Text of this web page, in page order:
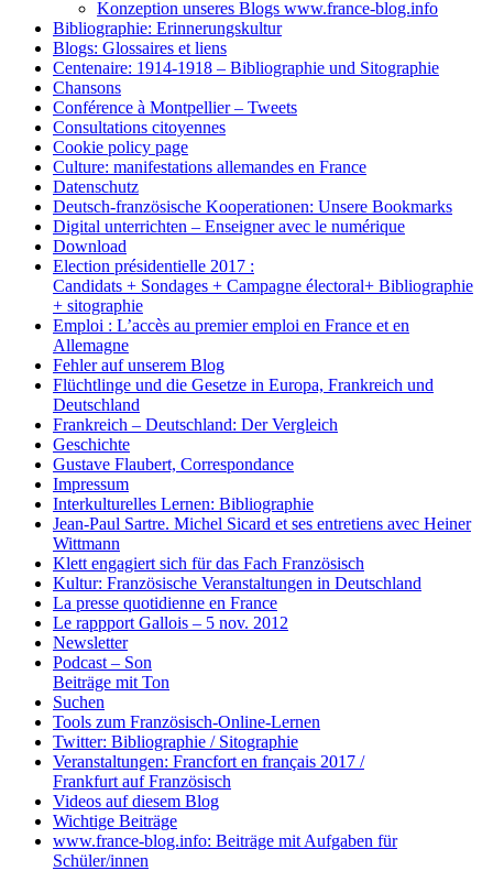
Konzeption unseres Blogs www.france-blog.info
Bibliographie: Erinnerungskultur
Blogs: Glossaires et liens
Centenaire: 1914-1918 – Bibliographie und Sitographie
Chansons
Conférence à Montpellier – Tweets
Consultations citoyennes
Cookie policy page
Culture: manifestations allemandes en France
Datenschutz
Deutsch-französische Kooperationen: Unsere Bookmarks
Digital unterrichten – Enseigner avec le numérique
Download
Election présidentielle 2017 :
Candidats + Sondages + Campagne électoral+ Bibliographie
+ sitographie
Emploi : L’accès au premier emploi en France et en
Allemagne
Fehler auf unserem Blog
Flüchtlinge und die Gesetze in Europa, Frankreich und
Deutschland
Frankreich – Deutschland: Der Vergleich
Geschichte
Gustave Flaubert, Correspondance
Impressum
Interkulturelles Lernen: Bibliographie
Jean-Paul Sartre. Michel Sicard et ses entretiens avec Heiner
Wittmann
Klett engagiert sich für das Fach Französisch
Kultur: Französische Veranstaltungen in Deutschland
La presse quotidienne en France
Le rappport Gallois – 5 nov. 2012
Newsletter
Podcast – Son
Beiträge mit Ton
Suchen
Tools zum Französisch-Online-Lernen
Twitter: Bibliographie / Sitographie
Veranstaltungen: Francfort en français 2017 /
Frankfurt auf Französisch
Videos auf diesem Blog
Wichtige Beiträge
www.france-blog.info: Beiträge mit Aufgaben für
Schüler/innen